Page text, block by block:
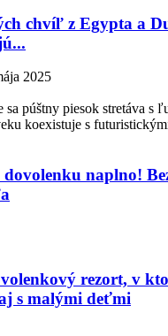
chvíľ z Egypta a
2025
púštny piesok stretáva s
koexistuje s
dovolenku naplno!
rezort, v
s malými deťmi